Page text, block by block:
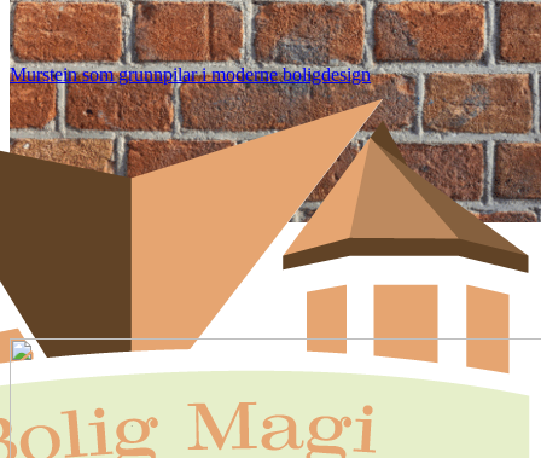
Murstein som grunnpilar i moderne boligdesign